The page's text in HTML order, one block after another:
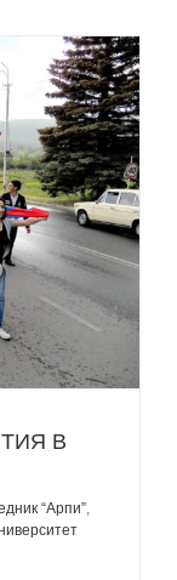
В
“Арпи”,